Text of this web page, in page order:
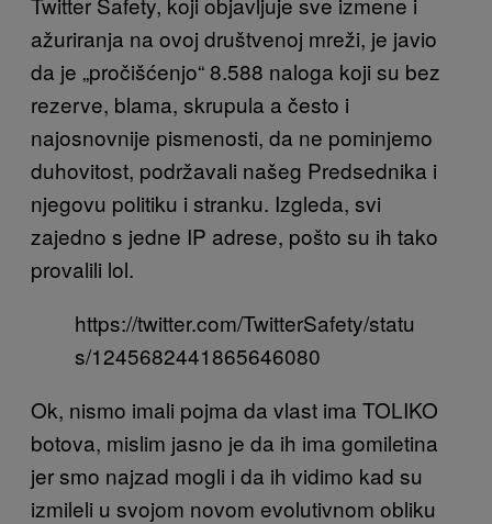
ažuriranja na ovoj društvenoj mreži, je javio
da je „pročišćenjo“ 8.588 naloga koji su bez
rezerve, blama, skrupula a često i
najosnovnije pismenosti, da ne pominjemo
duhovitost, podržavali našeg Predsednika i
njegovu politiku i stranku. Izgleda, svi
zajedno s jedne IP adrese, pošto su ih tako
provalili lol.
https://twitter.com/TwitterSafety/statu
s/1245682441865646080
Ok, nismo imali pojma da vlast ima TOLIKO
botova, mislim jasno je da ih ima gomiletina
jer smo najzad mogli i da ih vidimo kad su
izmileli u svojom novom evolutivnom obliku